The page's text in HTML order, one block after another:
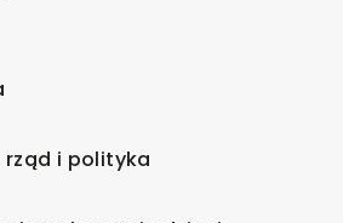
rząd i polityka